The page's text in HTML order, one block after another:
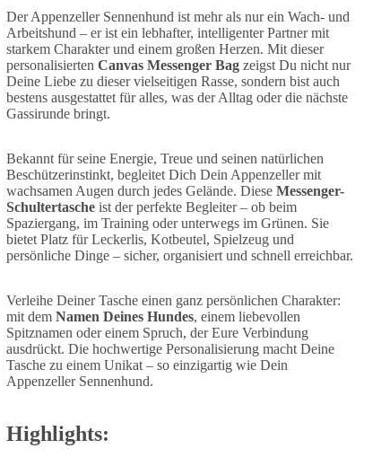
Der Appenzeller Sennenhund ist mehr als nur ein Wach- und
Arbeitshund – er ist ein lebhafter, intelligenter Partner mit
starkem Charakter und einem großen Herzen. Mit dieser
personalisierten Canvas Messenger Bag zeigst Du nicht nur
Deine Liebe zu dieser vielseitigen Rasse, sondern bist auch
bestens ausgestattet für alles, was der Alltag oder die nächste
Gassirunde bringt.
Bekannt für seine Energie, Treue und seinen natürlichen
Beschützerinstinkt, begleitet Dich Dein Appenzeller mit
wachsamen Augen durch jedes Gelände. Diese Messenger-
Schultertasche ist der perfekte Begleiter – ob beim
Spaziergang, im Training oder unterwegs im Grünen. Sie
bietet Platz für Leckerlis, Kotbeutel, Spielzeug und
persönliche Dinge – sicher, organisiert und schnell erreichbar.
Verleihe Deiner Tasche einen ganz persönlichen Charakter:
mit dem Namen Deines Hundes, einem liebevollen
Spitznamen oder einem Spruch, der Eure Verbindung
ausdrückt. Die hochwertige Personalisierung macht Deine
Tasche zu einem Unikat – so einzigartig wie Dein
Appenzeller Sennenhund.
Highlights: